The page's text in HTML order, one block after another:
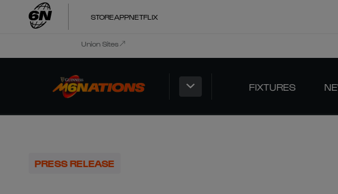
STOREAPPNETFLIX
Union Sites
FIXTURES
PRESS RELEASE